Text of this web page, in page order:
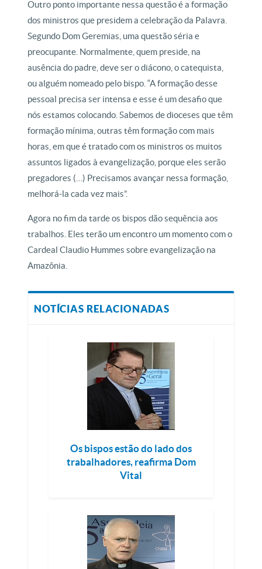
Outro ponto importante nessa questão é a formação
dos ministros que presidem a celebração da Palavra.
Segundo Dom Geremias, uma questão séria e
preocupante. Normalmente, quem preside, na
ausência do padre, deve ser o diácono, o catequista,
ou alguém nomeado pelo bispo. “A formação desse
pessoal precisa ser intensa e esse é um desafio que
nós estamos colocando. Sabemos de dioceses que têm
formação mínima, outras têm formação com mais
horas, em que é tratado com os ministros os muitos
assuntos ligados à evangelização, porque eles serão
pregadores (…) Precisamos avançar nessa formação,
melhorá-la cada vez mais”.
Agora no fim da tarde os bispos dão sequência aos
trabalhos. Eles terão um encontro um momento com o
Cardeal Claudio Hummes sobre evangelização na
Amazônia.
NOTÍCIAS RELACIONADAS
Os bispos estão do lado dos
trabalhadores, reafirma Dom
Vital